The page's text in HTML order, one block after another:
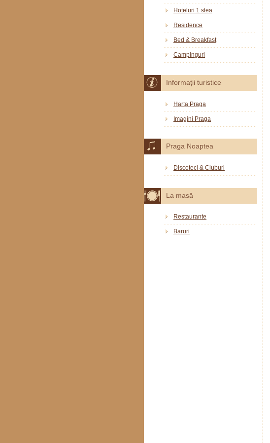
Hoteluri 1 stea
Residence
Bed & Breakfast
Campinguri
Informații turistice
Harta Praga
Imagini Praga
Praga Noaptea
Discoteci & Cluburi
La masă
Restaurante
Baruri